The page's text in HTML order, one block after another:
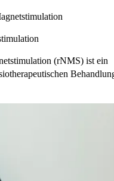
(rNMS) ist ein